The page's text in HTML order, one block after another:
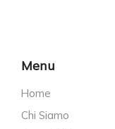
Menu
Home
Chi Siamo